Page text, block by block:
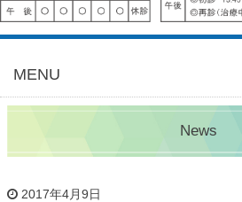
MENU
News
2017年4月9日